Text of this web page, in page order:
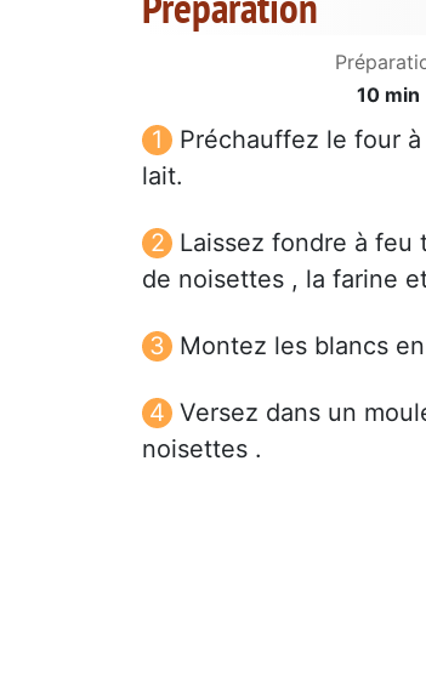
10 min
Préchauffez le four
lait.
Laissez fondre à feu
de noisettes , la farine
Montez les blancs
Versez dans un
noisettes .